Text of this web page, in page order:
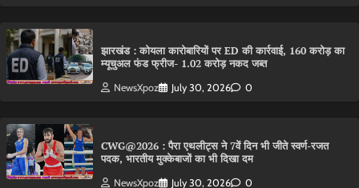
झारखंड : कोयला कारोबारियों पर ED की कार्रवाई, 160 करोड़ का
म्यूचुअल फंड फ्रीज- 1.02 करोड़ नकद जब्त
NewsXpoz July 30, 2026 0
CWG@2026 : पैरा एथलीट्स ने 7वें दिन भी जीते स्वर्ण-रजत
पदक, भारतीय मुक्केबाजों का भी दिखा दम
NewsXpoz July 30, 2026 0